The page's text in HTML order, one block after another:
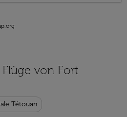
von Fort
Tétouan